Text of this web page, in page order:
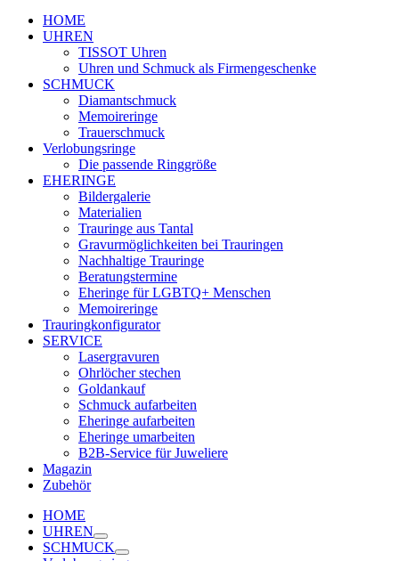
HOME
UHREN
TISSOT Uhren
Uhren und Schmuck als Firmengeschenke
SCHMUCK
Diamantschmuck
Memoireringe
Trauerschmuck
Verlobungsringe
Die passende Ringgröße
EHERINGE
Bildergalerie
Materialien
Trauringe aus Tantal
Gravurmöglichkeiten bei Trauringen
Nachhaltige Trauringe
Beratungstermine
Eheringe für LGBTQ+ Menschen
Memoireringe
Trauringkonfigurator
SERVICE
Lasergravuren
Ohrlöcher stechen
Goldankauf
Schmuck aufarbeiten
Eheringe aufarbeiten
Eheringe umarbeiten
B2B-Service für Juweliere
Magazin
Zubehör
HOME
UHREN
SCHMUCK